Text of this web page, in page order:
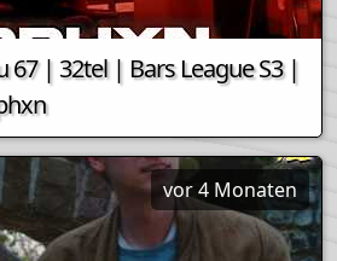
67 | 32tel | Bars League S3 |
vor 4 Monaten